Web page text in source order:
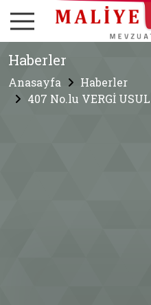
Haberler
Anasayfa
Haberler
407 No.lu VERGİ